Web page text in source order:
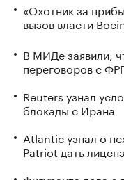
«Охотник за
вызов власти
В МИДе заявили,
переговоров с
Reuters узнал
блокады с Ирана
Atlantic узнал о
Patriot дать